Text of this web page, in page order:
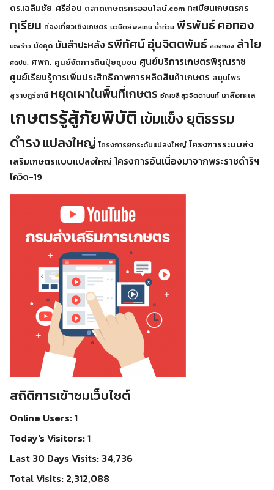
ดร.เฉลิมชัย ศรีอ่อน ตลาดเกษตรกรออนไลน์.com ทะเบียนเกษตรกร
ทุเรียน ท่องเที่ยวเชิงเกษตร นวนิตย์ พลเคน น้ำท่วม พีรพันธ์ คอทอง
มะพร้าว มังคุด มันสำปะหลัง รพีทัศน์ อุ่นจิตตพันธ์ ลองกอง ลำไย
ศดปช. ศพก. ศูนย์จัดการดินปุ๋ยชุมชน ศูนย์บริการเกษตรพิรุณราช
ศูนย์เรียนรู้การเพิ่มประสิทธิภาพการผลิตสินค้าเกษตร สมุนไพร
สุราษฎร์ธานี หยุดเผาในพื้นที่เกษตร อัญชลี สุวจิตตานนท์ เกลือทะเล
เกษตรรู้สู้ภัยพิบัติ เข้มแข็ง ยุติธรรม
ดำรงแปลงใหญ่ โครงการยกระดับแปลงใหญ่ โครงการระบบส่ง
เสริมเกษตรแบบแปลงใหญ่ โครงการอันเนื่องมาจากพระราชดำริฯ
โควิด-19
สถิติการเข้าชมเว็บไซต์
Online Users:1
Today's Visitors:1
Last 30 Days Visits: 34,736
Total Visits: 2,312,088